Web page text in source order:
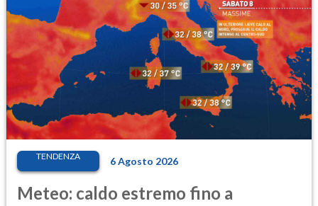
TENDENZA 6 Agosto 2026
Meteo: caldo estremo fino a